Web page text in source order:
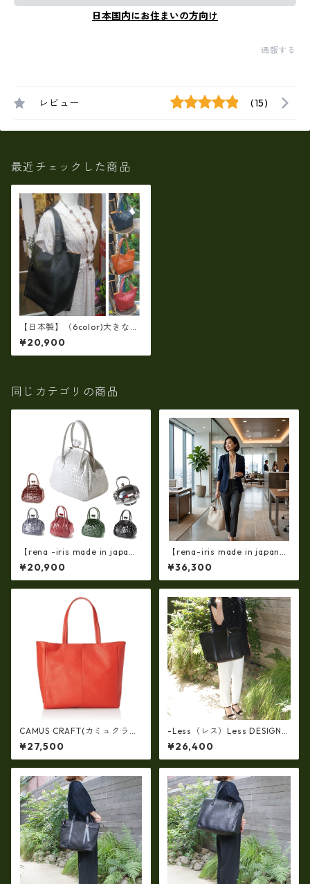
日本国内にお住まいの方向け
通報する
レビュー (15)
最近チェックした商品
【日本製】（6color)大きな荷
物も楽に収納・牛革トートバ
ッグ（縦型/バケツ）ir-06
¥20,900
同じカテゴリの商品
【rena -iris made in japa
n】【日本製】(限定品)牛革製
品・エナメルクロコ☆ガマ口
バッグ(軽量430ｇ）ir-662-al
¥20,900
【rena-iris made in japan】
【国産品】ソフトシュリンク
革ショルダートートバッグ
（イタリアンレザー）ri-5153
ザー使用, ショルダー対応, ト
ートバッグ、バケツ、牛革、
収納、プレゼント
¥36,300
CAMUS CRAFT(カミュクラフ
ト) ビジネスバッグ トートバ
ッグ 日本製 撥水 軽量 ユニセ
ックス cc-2703
¥27,500
-Less（レス）Less DESIGN
(レスデザイン)Scarred Textu
re（牛革）斜め掛け＆多機能
トート（L/SIZE） LMSB-0514
¥26,400